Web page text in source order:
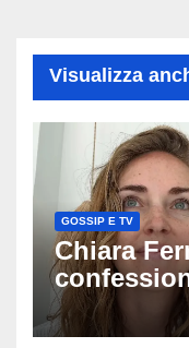
Visualizza
GOSSIP E TV
Chiara
mio ex
il seno».